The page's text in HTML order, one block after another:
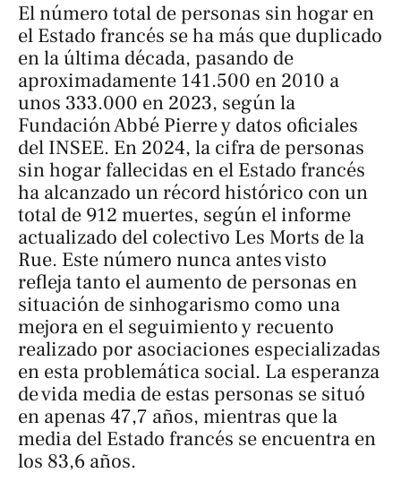
El número total de personas sin hogar en
el Estado francés se ha más que duplicado
en la última década, pasando de
aproximadamente 141.500 en 2010 a
unos 333.000 en 2023, según la
Fundación Abbé Pierre y datos oficiales
del INSEE.​​​​​​​ En 2024, la cifra de personas
sin hogar fallecidas en el Estado francés
ha alcanzado un récord histórico con un
total de 912 muertes, según el informe
actualizado del colectivo Les Morts de la
Rue . Este número nunca antes visto
refleja tanto el aumento de personas en
situación de sinhogarismo como una
mejora en el seguimiento y recuento
realizado por asociaciones especializadas
en esta problemática social. La esperanza
de vida media de estas personas se situó
en apenas 47,7 años, mientras que la
media del Estado francés se encuentra en
los 83,6 años.